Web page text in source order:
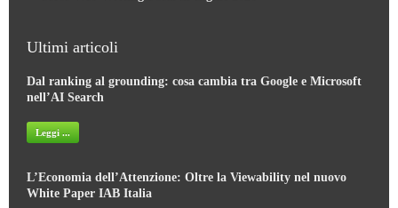
Ultimi articoli
Dal ranking al grounding: cosa cambia tra Google e Microsoft
nell’AI Search
Leggi ...
L’Economia dell’Attenzione: Oltre la Viewability nel nuovo
White Paper IAB Italia